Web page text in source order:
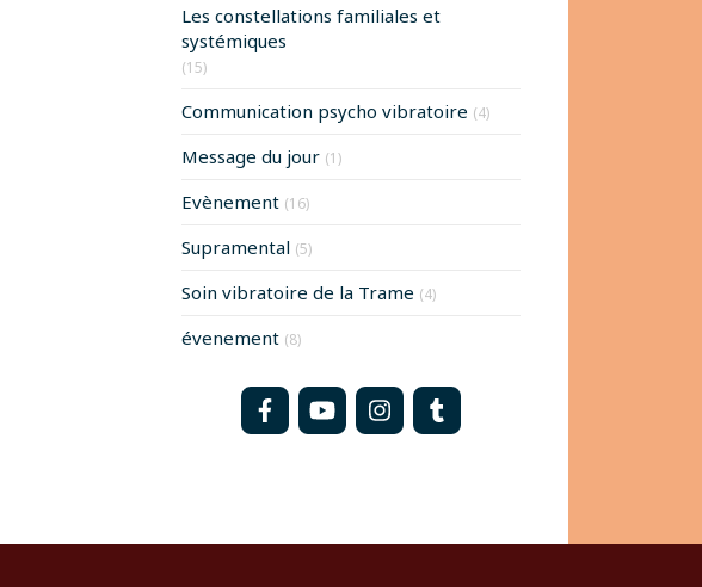
Les constellations familiales et
systémiques
(15)
Communication psycho vibratoire (4)
Message du jour (1)
Evènement (16)
Supramental (5)
Soin vibratoire de la Trame (4)
évenement (8)